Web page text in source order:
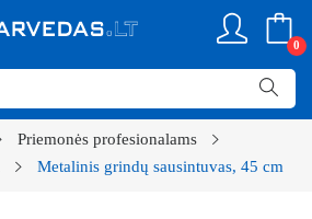
0
Priemonės profesionalams
Metalinis grindų sausintuvas, 45 cm